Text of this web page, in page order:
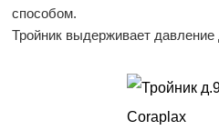
способом.
Тройник выдерживает давление